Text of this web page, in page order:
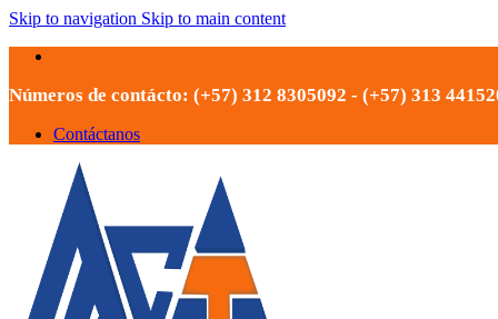
Skip to navigation Skip to main content
Números de contácto: (+57) 312 8305092 - (+57) 313
Contáctanos